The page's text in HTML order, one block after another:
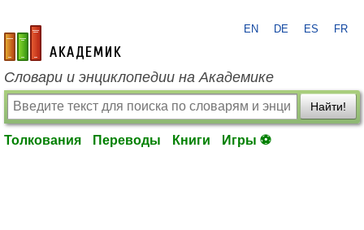
academic.ru
EN DE ES FR
Словари и энциклопедии на Академике
Найти!
Толкования Переводы Книги Игры ⚽